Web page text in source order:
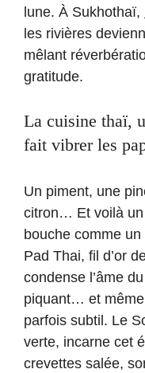
lune. À Sukhothaï,
les rivières
mêlant
gratitude.
La cuisine thaï,
fait vibrer les
Un piment, une
citron… Et voilà
bouche comme
Pad Thai, fil d’or
condense l’âme
piquant… et
parfois subtil. Le
verte, incarne cet
crevettes salée,